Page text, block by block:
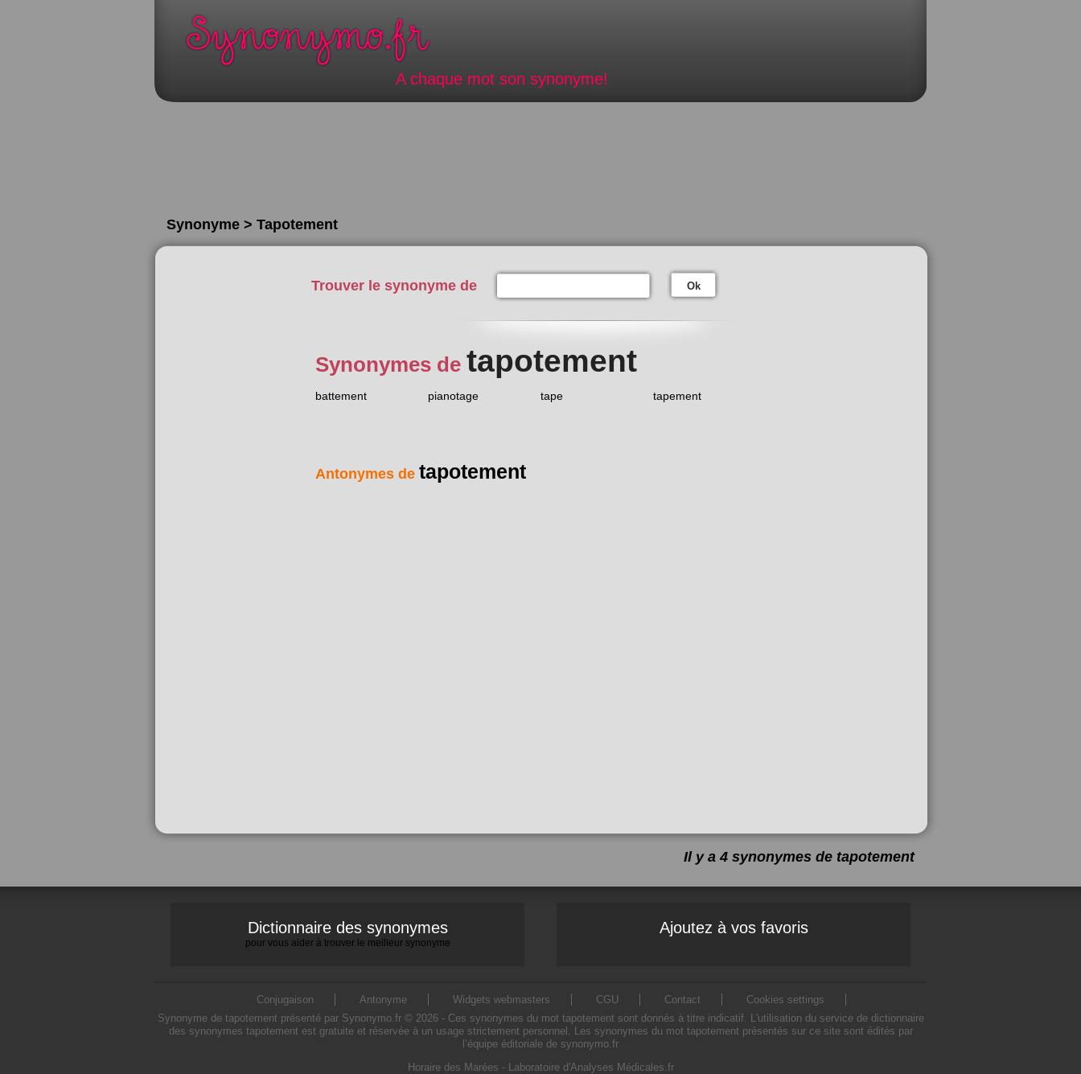
A chaque mot son synonyme!
Synonyme > Tapotement
Trouver le synonyme de Ok
Synonymes de tapotement
battement pianotage tape tapement
Antonymes de tapotement
Il y a 4 synonymes de tapotement
Dictionnaire des synonymes
pour vous aider à trouver le meilleur synonyme
Ajoutez à vos favoris
Conjugaison Antonyme Widgets webmasters CGU Contact
Cookies settings
Synonyme de tapotement présenté par Synonymo.fr © 2026 - Ces synonymes du mot tapotement sont donnés à titre indicatif. L'utilisation du service de dictionnaire
des synonymes tapotement est gratuite et réservée à un usage strictement personnel. Les synonymes du mot tapotement présentés sur ce site sont édités par
l’équipe éditoriale de synonymo.fr
Horaire des Marées - Laboratoire d'Analyses Médicales.fr